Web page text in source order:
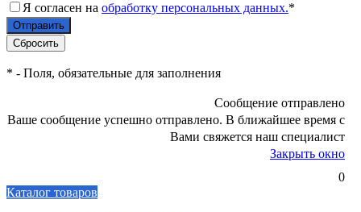
Я согласен на обработку персональных данных.*
* - Поля, обязательные для заполнения
Сообщение отправлено
Ваше сообщение успешно отправлено. В ближайшее время с
Вами свяжется наш специалист
Закрыть окно
0
Каталог товаров